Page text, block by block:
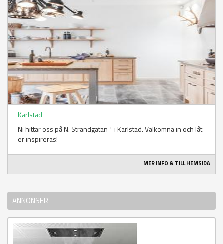
Karlstad
Ni hittar oss på N. Strandgatan 1 i Karlstad. Välkomna in och låt
er inspireras!
MER INFO & TILL HEMSIDA
ANNONSER